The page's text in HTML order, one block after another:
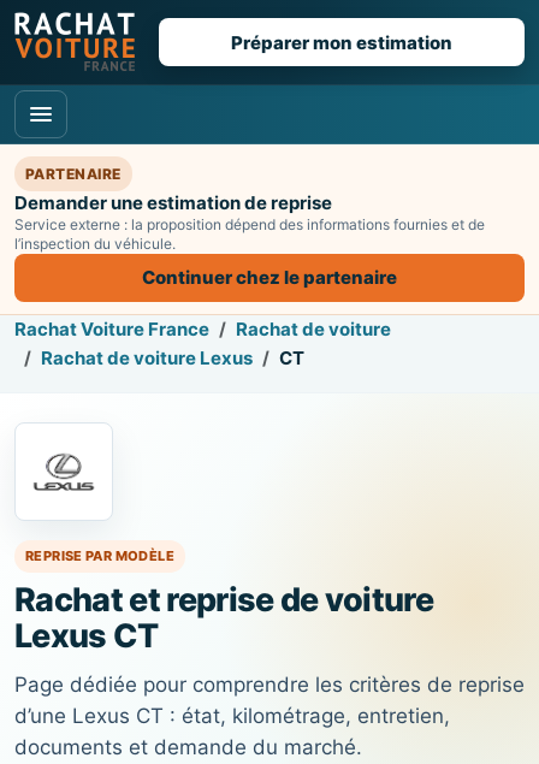
Préparer mon estimation
PARTENAIRE
Demander une estimation de reprise
Service externe : la proposition dépend des informations fournies et de
l’inspection du véhicule.
Continuer chez le partenaire
Rachat Voiture France
Rachat de voiture
Rachat de voiture Lexus
CT
REPRISE PAR MODÈLE
Rachat et reprise de voiture
Lexus CT
Page dédiée pour comprendre les critères de reprise
d’une Lexus CT : état, kilométrage, entretien,
documents et demande du marché.